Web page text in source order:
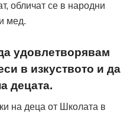
обличат се в народни
мед.
удовлетворявам
в изкуството и да
децата.
на деца от Школата в